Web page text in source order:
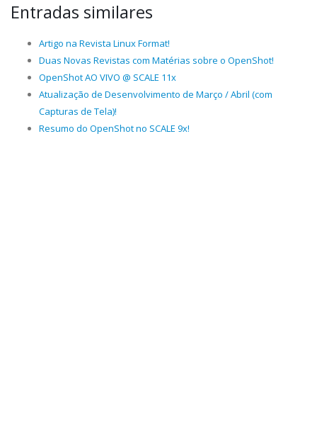
Entradas similares
Artigo na Revista Linux Format!
Duas Novas Revistas com Matérias sobre o OpenShot!
OpenShot AO VIVO @ SCALE 11x
Atualização de Desenvolvimento de Março / Abril (com
Capturas de Tela)!
Resumo do OpenShot no SCALE 9x!